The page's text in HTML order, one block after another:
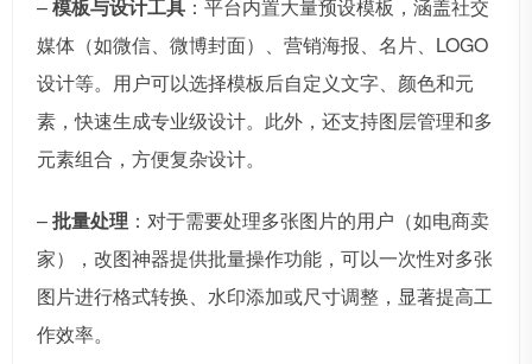
–模板与设计工具 ：平台内置大量预设模板，涵盖社交
媒体（如微信、微博封面）、营销海报、名片、LOGO
设计等。用户可以选择模板后自定义文字、颜色和元
素，快速生成专业级设计。此外，还支持图层管理和多
元素组合，方便复杂设计。
–批量处理 ：对于需要处理多张图片的用户（如电商卖
家），改图神器提供批量操作功能，可以一次性对多张
图片进行格式转换、水印添加或尺寸调整，显著提高工
作效率。